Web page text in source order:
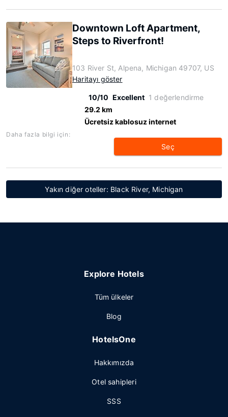
Downtown Loft Apartment,
Steps to Riverfront!
103 River St, Alpena, Michigan 49707, US
Haritayı göster
10/10 Excellent 1 değerlendirme
29.2 km
Ücretsiz kablosuz internet
Daha fazla bilgi için:
Seç
Yakın diğer oteller: Black River, Michigan
Explore Hotels
Tüm ülkeler
Blog
HotelsOne
Hakkımızda
Otel sahipleri
SSS